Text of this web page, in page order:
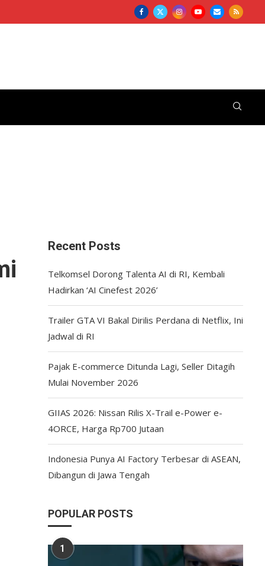
Recent Posts
Telkomsel Dorong Talenta AI di RI, Kembali
Hadirkan ‘AI Cinefest 2026’
Trailer GTA VI Bakal Dirilis Perdana di Netflix, Ini
Jadwal di RI
Pajak E-commerce Ditunda Lagi, Seller Ditagih
Mulai November 2026
GIIAS 2026: Nissan Rilis X-Trail e-Power e-
4ORCE, Harga Rp700 Jutaan
Indonesia Punya AI Factory Terbesar di ASEAN,
Dibangun di Jawa Tengah
POPULAR POSTS
1